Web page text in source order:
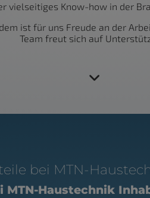
vielseitiges Know-how in der
ist für uns Freude an der
Team freut sich auf
bei MTN-
MTN-Haustechnik